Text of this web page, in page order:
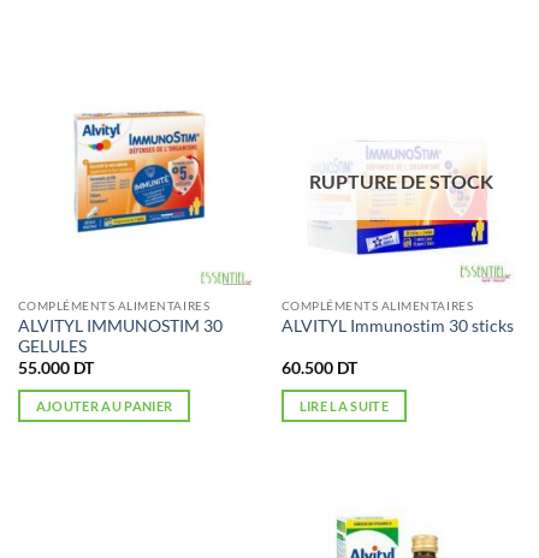
COMPLÉMENTS ALIMENTAIRES
ALVITYL IMMUNOSTIM 30
GELULES
55.000 DT
AJOUTER AU PANIER
RUPTURE DE STOCK
COMPLÉMENTS ALIMENTAIRES
ALVITYL Immunostim 30 sticks
60.500 DT
LIRE LA SUITE